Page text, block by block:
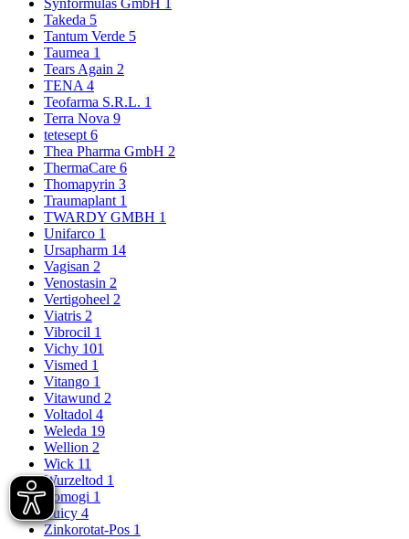
Synformulas GmbH 1
Takeda 5
Tantum Verde 5
Taumea 1
Tears Again 2
TENA 4
Teofarma S.R.L. 1
Terra Nova 9
tetesept 6
Thea Pharma GmbH 2
ThermaCare 6
Thomapyrin 3
Traumaplant 1
TWARDY GMBH 1
Unifarco 1
Ursapharm 14
Vagisan 2
Venostasin 2
Vertigoheel 2
Viatris 2
Vibrocil 1
Vichy 101
Vismed 1
Vitango 1
Vitawund 2
Voltadol 4
Weleda 19
Wellion 2
Wick 11
Wurzeltod 1
Yomogi 1
Yuicy 4
Zinkorotat-Pos 1